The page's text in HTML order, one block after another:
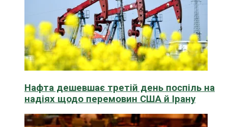
Нафта дешевшає третій день поспіль на
надіях щодо перемовин США й Ірану